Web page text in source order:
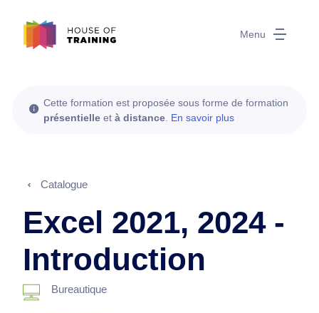
Menu
Cette formation est proposée sous forme de formation
présentielle et à distance En savoir plus
Catalogue
Excel 2021, 2024 -
Introduction
Bureautique